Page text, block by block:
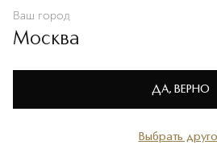
Политике конфиденциальности
Избранное
Ваш город
Москва
Выбрать
ДА, ВЕРНО